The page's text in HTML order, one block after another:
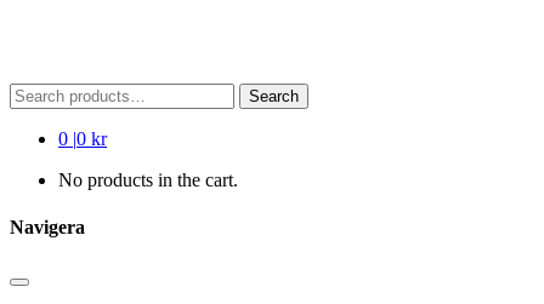
Search
for:
Search
0 |0 kr
No products in the cart.
Navigera